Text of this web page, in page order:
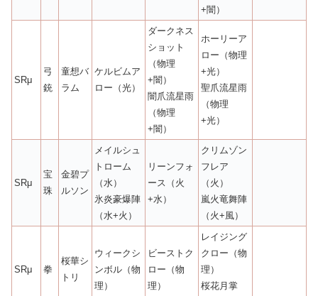
+闇）
SRμ
弓
銃
童想バ
ラム
ケルビムア
ロー（光）
ダークネス
ショット
（物理
+闇）
闇爪流星雨
（物理
+闇）
ホーリーア
ロー（物理
+光）
聖爪流星雨
（物理
+光）
SRμ
宝
珠
金碧プ
ルソン
メイルシュ
トローム
（水）
氷炎豪爆陣
（水+火）
リーンフォ
ース（火
+水）
クリムゾン
フレア
（火）
嵐火竜舞陣
（火+風）
SRμ 拳
桜華シ
トリ
ウィークシ
ンボル（物
理）
ビーストク
ロー（物
理）
レイジング
クロー（物
理）
桜花月掌